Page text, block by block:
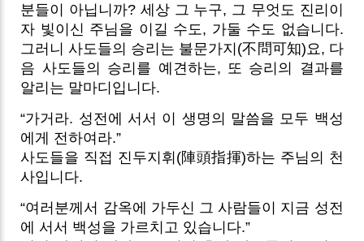
분들이 아닙니까? 세상 그 누구, 그 무엇도 진리이
자 빛이신 주님을 이길 수도, 가둘 수도 없습니다.
그러니 사도들의 승리는 불문가지(不問可知)요, 다
음 사도들의 승리를 예견하는, 또 승리의 결과를
알리는 말마디입니다.
“가거라. 성전에 서서 이 생명의 말씀을 모두 백성
에게 전하여라.”
사도들을 직접 진두지휘(陣頭指揮)하는 주님의 천
사입니다.
“여러분께서 감옥에 가두신 그 사람들이 지금 성전
에 서서 백성을 가르치고 있습니다.”